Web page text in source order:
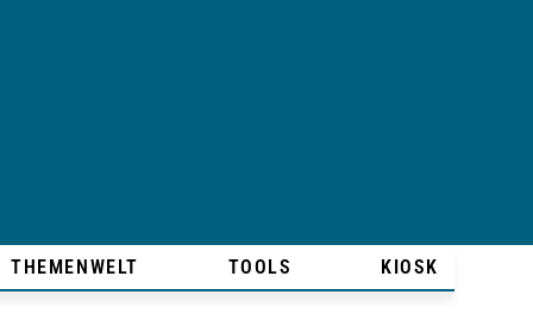
THEMENWELT TOOLS KIOSK